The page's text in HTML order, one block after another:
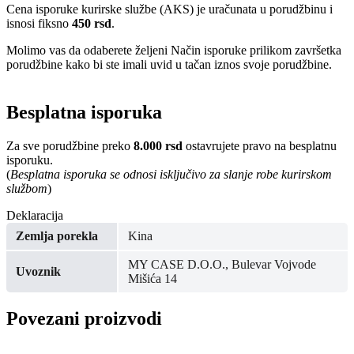
Cena isporuke kurirske službe (AKS) je uračunata u porudžbinu i
isnosi fiksno 450 rsd.
Molimo vas da odaberete željeni Način isporuke prilikom završetka
porudžbine kako bi ste imali uvid u tačan iznos svoje porudžbine.
Besplatna isporuka
Za sve porudžbine preko 8.000 rsd ostavrujete pravo na besplatnu
isporuku.
(Besplatna isporuka se odnosi isključivo za slanje robe kurirskom
službom)
Deklaracija
Zemlja porekla
Kina
Uvoznik
MY CASE D.O.O., Bulevar Vojvode
Mišića 14
Povezani proizvodi